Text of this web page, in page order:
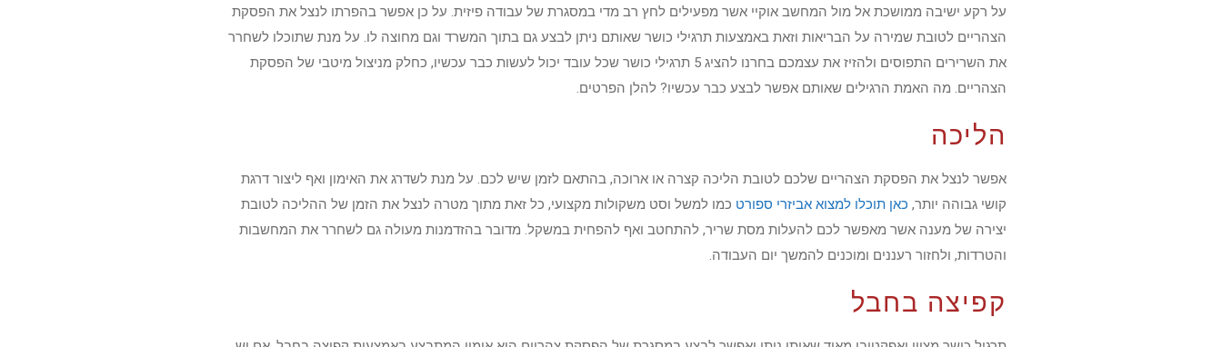
על רקע ישיבה ממושכת אל מול המחשב אוקיי אשר מפעילים לחץ רב מדי במסגרת של עבודה פיזית. על כן אפשר בהפרתו לנצל את הפסקת
הצהריים לטובת שמירה על הבריאות וזאת באמצעות תרגילי כושר שאותם ניתן לבצע גם בתוך המשרד וגם מחוצה לו. על מנת שתוכלו לשחרר
את השרירים התפוסים ולהזיז את עצמכם בחרנו להציג 5 תרגילי כושר שכל עובד יכול לעשות כבר עכשיו, כחלק מניצול מיטבי של הפסקת
הצהריים. מה האמת הרגילים שאותם אפשר לבצע כבר עכשיו? להלן הפרטים.
הליכה
אפשר לנצל את הפסקת הצהריים שלכם לטובת הליכה קצרה או ארוכה, בהתאם לזמן שיש לכם. על מנת לשדרג את האימון ואף ליצור דרגת
קושי גבוהה יותר, כאן תוכלו למצוא אביזרי ספורט כמו למשל וסט משקולות מקצועי, כל זאת מתוך מטרה לנצל את הזמן של ההליכה לטובת
יצירה של מענה אשר מאפשר לכם להעלות מסת שריר, להתחטב ואף להפחית במשקל. מדובר בהזדמנות מעולה גם לשחרר את המחשבות
והטרדות, ולחזור רעננים ומוכנים להמשך יום העבודה.
קפיצה בחבל